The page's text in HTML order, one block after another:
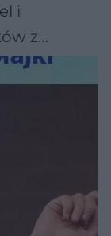
i
z